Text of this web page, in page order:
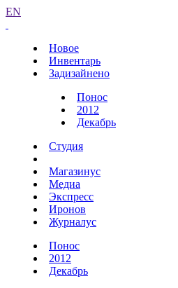
EN
Новое
Инвентарь
Задизайнено
Понос
2012
Декабрь
Студия
Магазинус
Медиа
Экспресс
Иронов
Журналус
Понос
2012
Декабрь